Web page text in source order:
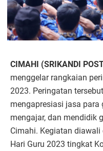
CIMAHI (SRIKANDI
menggelar rangkaian
2023. Peringatan
mengapresiasi jasa
mengajar, dan mendidik
Cimahi. Kegiatan
Hari Guru 2023 tingkat